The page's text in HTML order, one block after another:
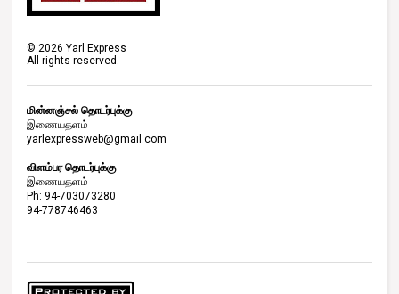
©2026 Yarl Express
All rights reserved.
மின்னஞ்சல் தொடர்புக்கு
இணையதளம்
yarlexpressweb@gmail.com
விளம்பர தொடர்புக்கு
இணையதளம்
Ph: 94-703073280
94-778746463